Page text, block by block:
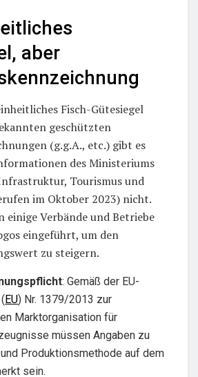
aber
Fisch-Gütesiegel
geschützten
(g.g.A., etc.) gibt es
des Ministeriums
Tourismus und
im Oktober 2023) nicht.
einige Verbände und Betriebe
eingeführt, um den
zu steigern.
: Gemäß der EU-
EU) Nr. 1379/2013 zur
Marktorganisation für
müssen Angaben zu
Produktionsmethode auf dem
sein.